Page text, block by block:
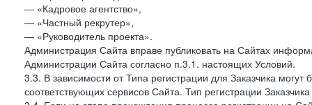
— «Кадровое агентство»,
— «Частный рекрутер»,
— «Руководитель проекта».
Администрация Сайта вправе публиковать на Сайтах
Администрации Сайта согласно п.3.1. настоящих Условий.
3.3. В зависимости от Типа регистрации для Заказчика
соответствующих сервисов Сайта. Тип регистрации